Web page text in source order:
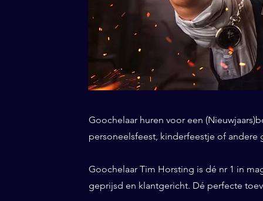
Goochelaar huren voor een
personeelsfeest, kinderfeestje of
Goochelaar Tim Horsting is dé nr 1 in
geprijsd en klantgericht. Dé perfecte